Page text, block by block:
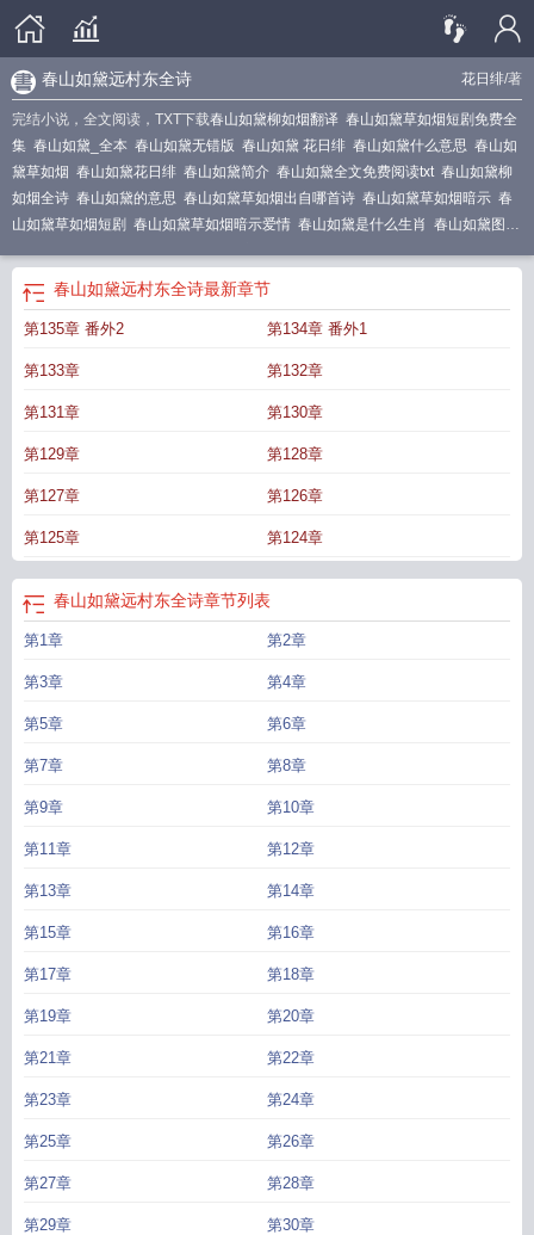
花日绯/著
春山如黛远村东全诗
完结小说，全文阅读，TXT下载春山如黛柳如烟翻译 春山如黛草如烟短剧免费全
集 春山如黛_全本 春山如黛无错版 春山如黛 花日绯 春山如黛什么意思 春山如
黛草如烟 春山如黛花日绯 春山如黛简介 春山如黛全文免费阅读txt 春山如黛柳
如烟全诗 春山如黛的意思 春山如黛草如烟出自哪首诗 春山如黛草如烟暗示 春
山如黛草如烟短剧 春山如黛草如烟暗示爱情 春山如黛是什么生肖 春山如黛图
出自哪首诗
春山如黛远村东全诗 春山如黛草如烟全诗原文
读 春山如黛草如烟短剧免费观看全集
钱一盒春山如黛免费阅读 春山如黛的意思是什么从此音尘各悄然的意思
示什么爱情
春山如黛是成语吗
思春山如黛草如烟意思 春山如黛柳如烟春山如黛草如烟出自什么诗词
者是谁春山如黛短剧免费观看
春山如黛远村东全诗最新章节
第135章 番外2 第134章 番外1
第133章 第132章
第131章 第130章
第129章 第128章
第127章 第126章
第125章 第124章
春山如黛远村东全诗章节列表
第1章 第2章
第3章 第4章
第5章 第6章
第7章 第8章
第9章 第10章
第11章 第12章
第13章 第14章
第15章 第16章
第17章 第18章
第19章 第20章
第21章 第22章
第23章 第24章
第25章 第26章
第27章 第28章
第29章 第30章